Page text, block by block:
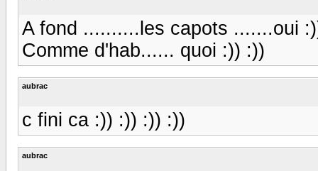
A fond ..........les capots .......oui
Comme d'hab...... quoi :)) :))
aubrac
c fini ca :)) :)) :)) :))
aubrac